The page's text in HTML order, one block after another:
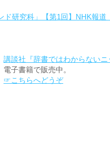
ド研究科」【第1回】NHK報
講談社『辞書ではわからない
電子書籍で販売中。
☞こちらへどうぞ